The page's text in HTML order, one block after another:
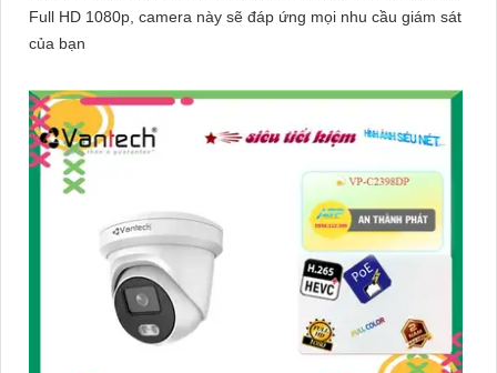
Full HD 1080p, camera này sẽ đáp ứng mọi nhu cầu giám sát
của bạn